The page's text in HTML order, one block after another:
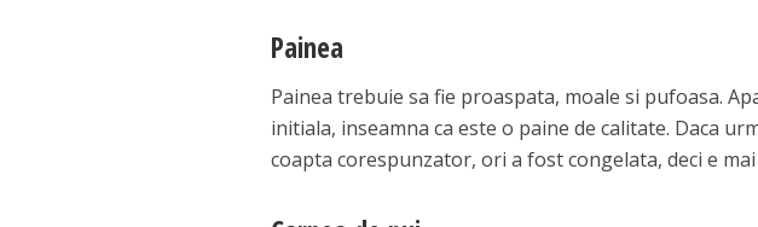
Painea
Painea trebuie sa fie proaspata, moale si pufoasa.
initiala, inseamna ca este o paine de calitate. Daca
coapta corespunzator, ori a fost congelata, deci e